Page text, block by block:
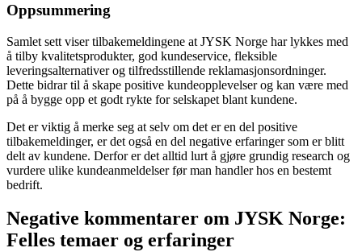
Oppsummering
Samlet sett viser tilbakemeldingene at JYSK Norge har lykkes med
å tilby kvalitetsprodukter, god kundeservice, fleksible
leveringsalternativer og tilfredsstillende reklamasjonsordninger.
Dette bidrar til å skape positive kundeopplevelser og kan være med
på å bygge opp et godt rykte for selskapet blant kundene.
Det er viktig å merke seg at selv om det er en del positive
tilbakemeldinger, er det også en del negative erfaringer som er blitt
delt av kundene. Derfor er det alltid lurt å gjøre grundig research og
vurdere ulike kundeanmeldelser før man handler hos en bestemt
bedrift.
Negative kommentarer om JYSK Norge:
Felles temaer og erfaringer